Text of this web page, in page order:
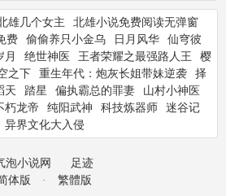
雄几个女主
北雄小说免费阅读无弹窗
费 偷偷养只小金乌 日月风华
仙穹彼
月 绝世神医 王者荣耀之最强路人王
樱
之下 重生年代：炮灰长姐带妹逆袭
择
天 踏星 偏执霸总的罪妻
山村小神医
朽龙帝 纯阳武神 科技炼器师
迷谷记
异界文化大入侵
泡小说网
足迹
体版
· 繁體版